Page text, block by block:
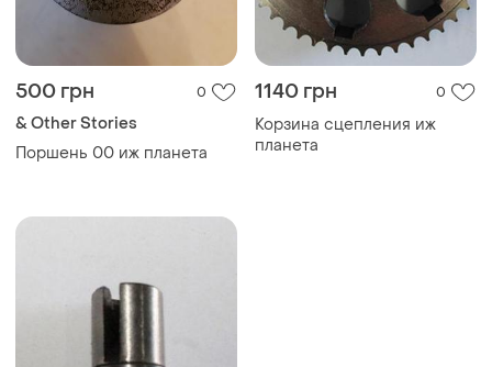
500 грн 0
& Other Stories
Поршень 00 иж планета
1140 грн 0
Корзина сцепления иж
планета